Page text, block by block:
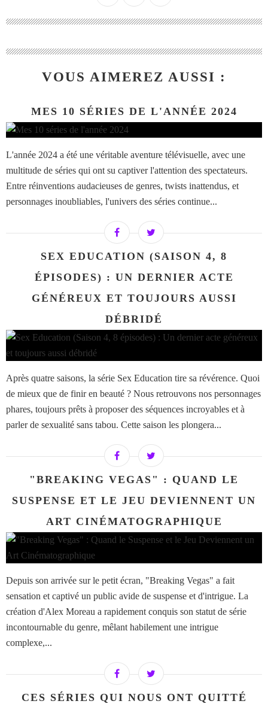
VOUS AIMEREZ AUSSI :
MES 10 SÉRIES DE L'ANNÉE 2024
L'année 2024 a été une véritable aventure télévisuelle, avec une
multitude de séries qui ont su captiver l'attention des spectateurs.
Entre réinventions audacieuses de genres, twists inattendus, et
personnages inoubliables, l'univers des séries continue...
SEX EDUCATION (SAISON 4, 8
ÉPISODES) : UN DERNIER ACTE
GÉNÉREUX ET TOUJOURS AUSSI
DÉBRIDÉ
Après quatre saisons, la série Sex Education tire sa révérence. Quoi
de mieux que de finir en beauté ? Nous retrouvons nos personnages
phares, toujours prêts à proposer des séquences incroyables et à
parler de sexualité sans tabou. Cette saison les plongera...
"BREAKING VEGAS" : QUAND LE
SUSPENSE ET LE JEU DEVIENNENT UN
ART CINÉMATOGRAPHIQUE
Depuis son arrivée sur le petit écran, "Breaking Vegas" a fait
sensation et captivé un public avide de suspense et d'intrigue. La
création d'Alex Moreau a rapidement conquis son statut de série
incontournable du genre, mêlant habilement une intrigue
complexe,...
CES SÉRIES QUI NOUS ONT QUITTÉ